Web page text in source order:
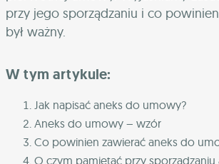
przy jego sporządzaniu i co
był ważny.
W tym artykule:
Jak napisać aneks do umowy?
Aneks do umowy – wzór
Co powinien zawierać aneks do
O czym pamiętać przy